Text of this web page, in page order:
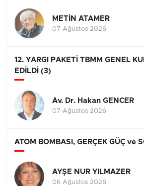
METİN ATAMER
07 Ağustos 2026
12. YARGI PAKETİ TBMM GENEL
EDİLDİ (3)
Av. Dr. Hakan GENCER
07 Ağustos 2026
ATOM BOMBASI, GERÇEK GÜÇ ve
AYŞE NUR YILMAZER
06 Ağustos 2026